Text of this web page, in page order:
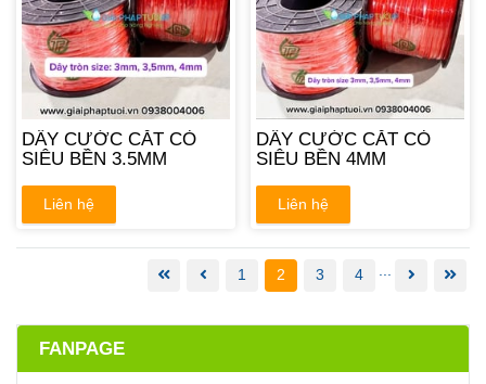
DÂY CƯỚC CẮT CỎ
SIÊU BỀN 3.5MM
Liên hệ
DÂY CƯỚC CẮT CỎ
SIÊU BỀN 4MM
Liên hệ
1 2 3 4
FANPAGE